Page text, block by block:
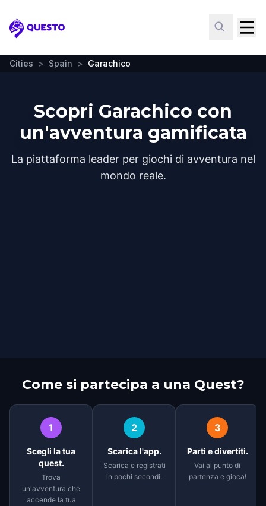
Questo
Cities > Spain > Garachico
Scopri Garachico con
un'avventura gamificata
La piattaforma leader per giochi di avventura nel
mondo reale.
Come si partecipa a una Quest?
1
Scegli la tua
quest.
Trova
un'avventura che
accende la tua
2
Scarica l'app.
Scarica e registrati
in pochi secondi.
3
Parti e divertiti.
Vai al punto di
partenza e gioca!